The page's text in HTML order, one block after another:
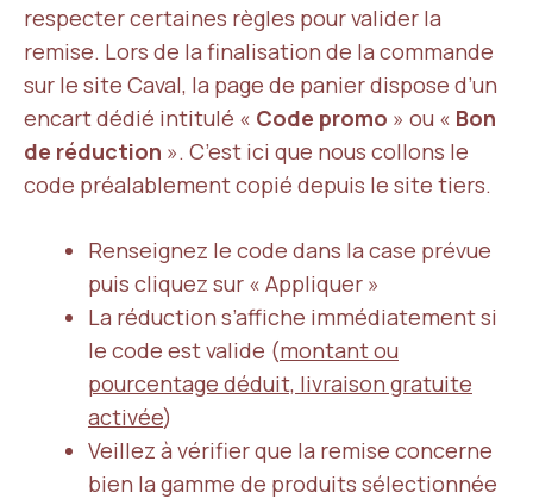
respecter certaines règles pour valider la
remise. Lors de la finalisation de la commande
sur le site Caval, la page de panier dispose d’un
encart dédié intitulé « Code promo » ou « Bon
de réduction ». C’est ici que nous collons le
code préalablement copié depuis le site tiers.
Renseignez le code dans la case prévue
puis cliquez sur « Appliquer »
La réduction s’affiche immédiatement si
le code est valide (montant ou
pourcentage déduit, livraison gratuite
activée)
Veillez à vérifier que la remise concerne
bien la gamme de produits sélectionnée